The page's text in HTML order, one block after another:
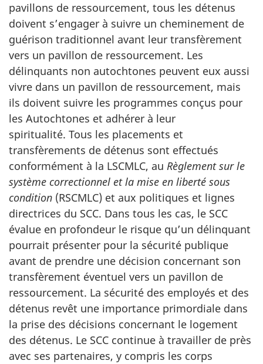
pavillons de ressourcement, tous les détenus
doivent s’engager à suivre un cheminement de
guérison traditionnel avant leur transfèrement
vers un pavillon de ressourcement. Les
délinquants non autochtones peuvent eux aussi
vivre dans un pavillon de ressourcement, mais
ils doivent suivre les programmes conçus pour
les Autochtones et adhérer à leur
spiritualité. Tous les placements et
transfèrements de détenus sont effectués
conformément à la LSCMLC, au Règlement sur le
système correctionnel et la mise en liberté sous
condition (RSCMLC) et aux politiques et lignes
directrices du SCC. Dans tous les cas, le SCC
évalue en profondeur le risque qu’un délinquant
pourrait présenter pour la sécurité publique
avant de prendre une décision concernant son
transfèrement éventuel vers un pavillon de
ressourcement. La sécurité des employés et des
détenus revêt une importance primordiale dans
la prise des décisions concernant le logement
des détenus. Le SCC continue à travailler de près
avec ses partenaires, y compris les corps